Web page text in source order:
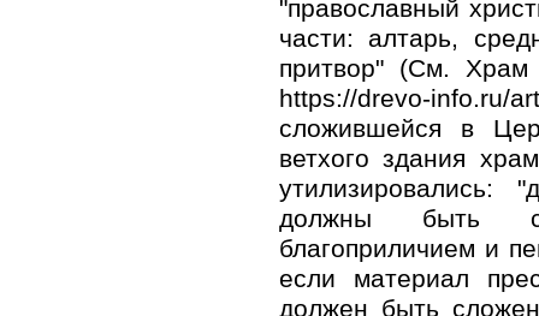
"православный
части: алтарь,
притвор" (См. Храм
https://drevo-
сложившейся в
ветхого здания
утилизировались:
должны быть
благоприличием и
если материал
должен быть